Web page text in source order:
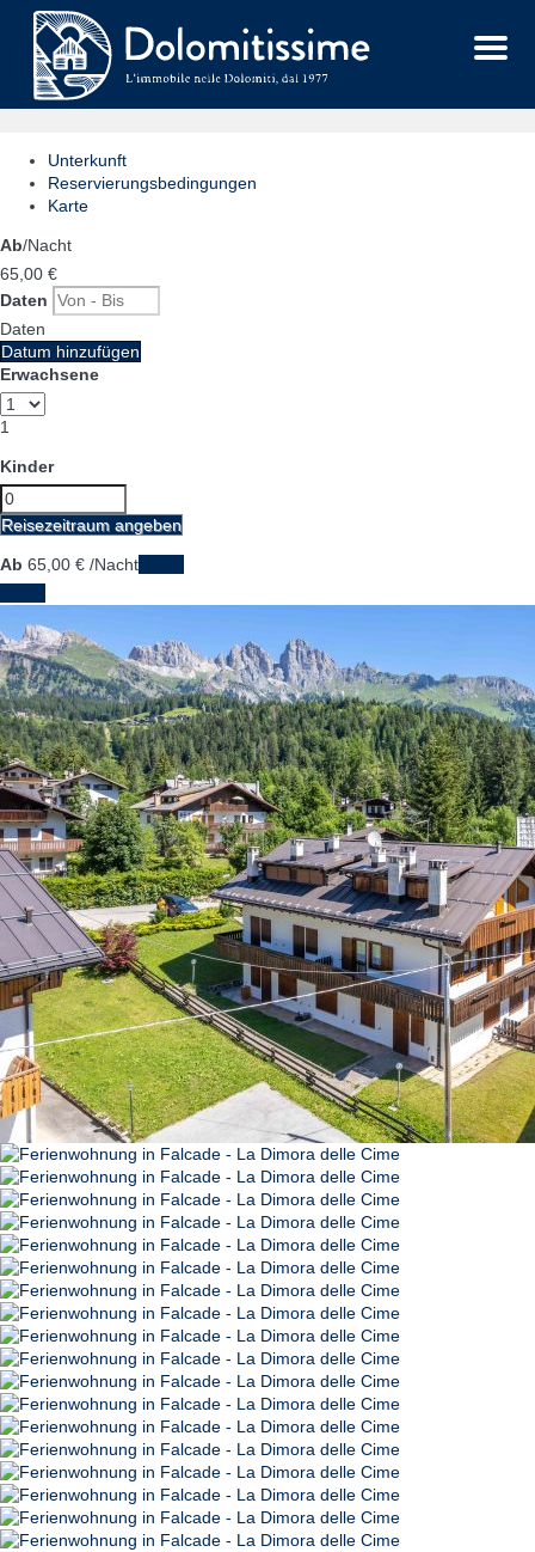
Menu
Unterkunft
Reservierungsbedingungen
Karte
Ab/Nacht
65, 00 €
Daten
Daten
Datum hinzufügen
Erwachsene
1
Kinder
Reisezeitraum angeben
Ab 65, 00 € /Nacht